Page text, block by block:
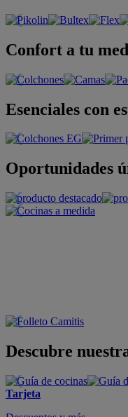
Confort a tu
Esenciales con
Oportunidades
Descubre
Tarjeta